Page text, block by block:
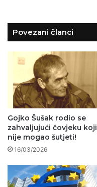
Povezani članci
Gojko Šušak rodio se
zahvaljujući čovjeku koji
nije mogao šutjeti!
16/03/2026